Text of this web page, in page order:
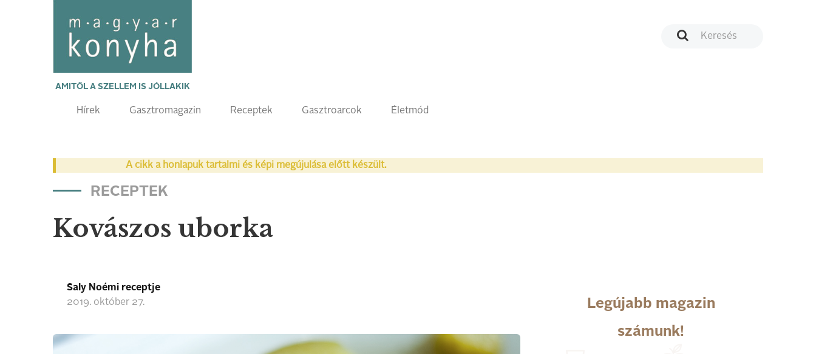
AMITŐL A SZELLEM IS JÓLLAKIK
Hírek Gasztromagazin Receptek Gasztroarcok Életmód
A cikk a honlapuk tartalmi és képi megújulása előtt készült.
RECEPTEK
Kovászos uborka
Saly Noémi receptje
2019. október 27.
Legújabb magazin
számunk!